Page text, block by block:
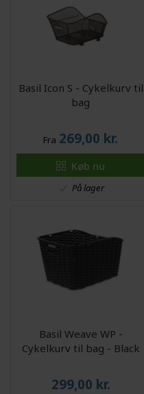
Basil Icon S - Cykelkurv til
bag
Fra 269,00 kr.
Køb nu
På lager
Basil Weave WP -
Cykelkurv til bag - Black
299,00 kr.